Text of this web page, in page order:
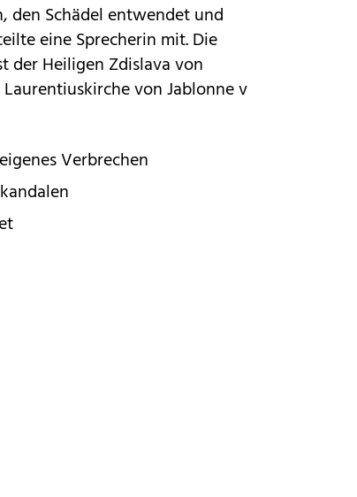
den Schädel entwendet und
eine Sprecherin mit. Die
der Heiligen Zdislava von
von Jablonne v
Verbrechen